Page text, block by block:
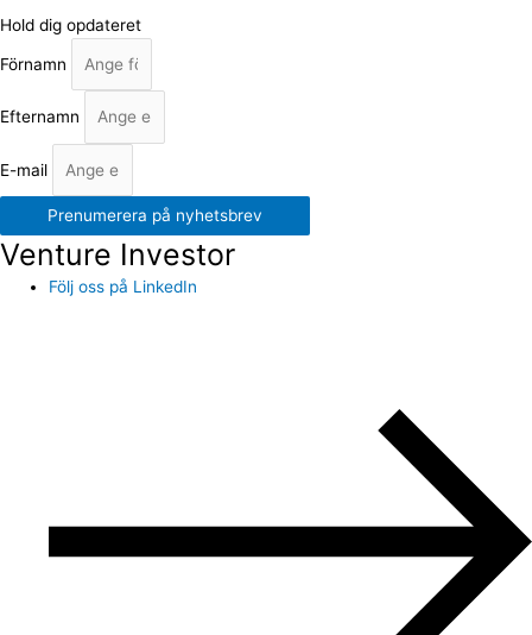
Hold dig opdateret
Förnamn
Efternamn
E-mail
Prenumerera på nyhetsbrev
Venture Investor
Följ oss på LinkedIn